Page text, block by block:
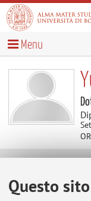
Questo
Menu
Contatti